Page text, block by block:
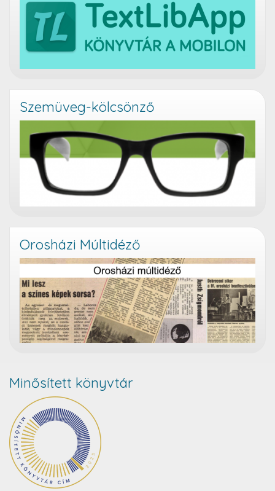
Szemüveg-kölcsönző
Orosházi Múltidéző
Minősített könyvtár